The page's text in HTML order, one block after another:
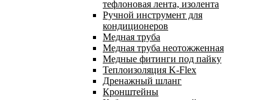
тефлоновая лента, изолента
Ручной инструмент для
кондиционеров
Медная труба
Медная труба неотожженная
Медные фитинги под пайку
Теплоизоляция K-Flex
Дренажный шланг
Кронштейны